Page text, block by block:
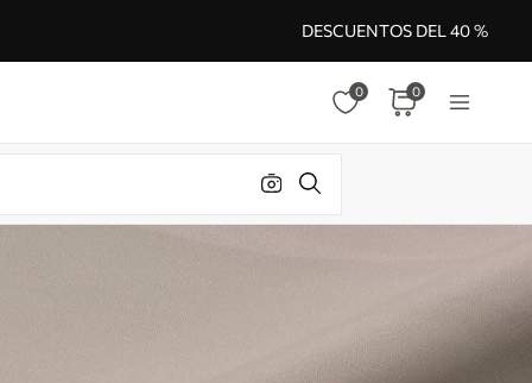
DESCUENTOS DEL 40 %
0 0